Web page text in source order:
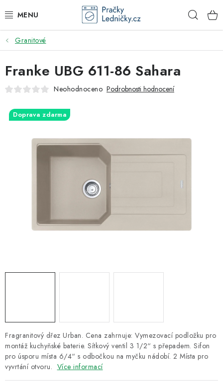
na
DODAVATEL
VESTAVNÉ SPOTŘEBIČE
VOLNĚ STOJÍCÍ SPOTŘEBIČE
DŘEZY A BATERIE
ODSAVAČE PAR
ZNAČKY
Granitové
Fragranitový dřez Urban. Cena zahrnuje: Vymezovací podložku pro
montáž kuchyňské baterie. Sítkový ventil 3 1/2“ s přepadem. Sifon
pro úsporu místa 6/4“ s odbočkou na myčku nádobí. 2 Místa pro
vyvrtání otvoru. Více informací
Franke UBG 611-86 Sahara
Neohodnoceno Podrobnosti hodnocení
Doprava zdarma